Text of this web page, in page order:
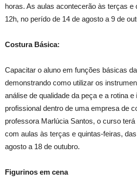
horas. As aulas acontecerão às terças e
12h, no perído de 14 de agosto a 9 de
Costura Básica:
Capacitar o aluno em funções básicas
demonstrando como utilizar os
análise de qualidade da peça e a rotina
profissional dentro de uma empresa de
professora Marlúcia Santos, o curso
com aulas às terças e quintas-feiras,
agosto a 18 de outubro.
Figurinos em cena